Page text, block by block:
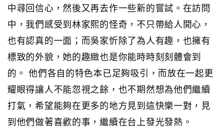
中尋回信心，然後又再去作一些新的嘗試。在訪問
中，我們感受到林家熙的怪奇，不只帶給人開心，
也有認真的一面；而吳家忻除了為人有趣，也擁有
標致的外貌，她的趣緻也是你能時時刻刻體會到
的。 他們各自的特色本已足夠吸引，而放在一起更
耀眼得讓人不能忽視之餘，也不期然想為他們繼續
打氣，希望能夠在更多的地方見到這快樂一對，見
到他們做著喜歡的事，繼續在台上發光發熱。